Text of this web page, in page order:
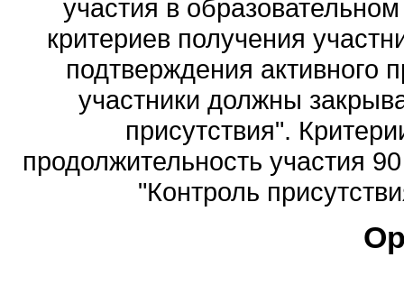
участия в
критериев получения
подтверждения активного
участники должны
присутствия".
продолжительность участия
"Контроль